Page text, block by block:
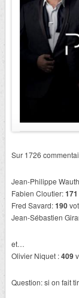
Sur 1726
Jean-Philippe
Fabien Cloutier:171
Fred Savard:190
Jean-Sébastien
et…
Olivier Niquet :409
Question: si on fait